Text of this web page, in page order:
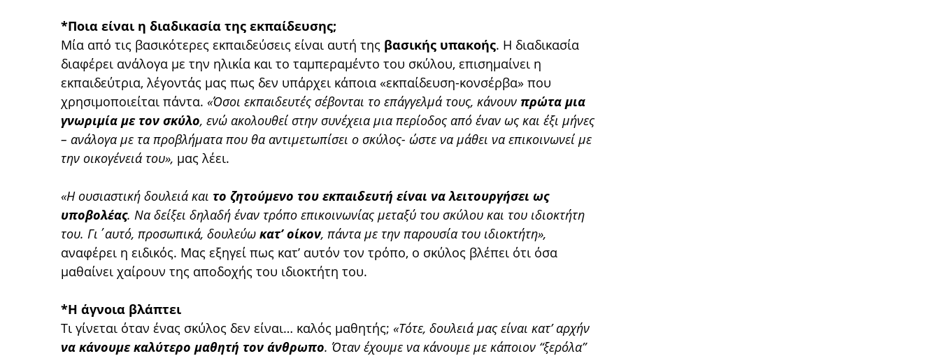
*Ποια είναι η διαδικασία της εκπαίδευσης;
Μία από τις βασικότερες εκπαιδεύσεις είναι αυτή της βασικής υπακοής. Η διαδικασία
διαφέρει ανάλογα με την ηλικία και το ταμπεραμέντο του σκύλου, επισημαίνει η
εκπαιδεύτρια, λέγοντάς μας πως δεν υπάρχει κάποια «εκπαίδευση-κονσέρβα» που
χρησιμοποιείται πάντα. «Όσοι εκπαιδευτές σέβονται το επάγγελμά τους, κάνουν πρώτα μια
γνωριμία με τον σκύλο, ενώ ακολουθεί στην συνέχεια μια περίοδος από έναν ως και έξι μήνες
– ανάλογα με τα προβλήματα που θα αντιμετωπίσει ο σκύλος- ώστε να μάθει να επικοινωνεί με
την οικογένειά του», μας λέει.
«Η ουσιαστική δουλειά και το ζητούμενο του εκπαιδευτή είναι να λειτουργήσει ως
υποβολέας. Να δείξει δηλαδή έναν τρόπο επικοινωνίας μεταξύ του σκύλου και του ιδιοκτήτη
του. Γι΄αυτό, προσωπικά, δουλεύω κατ’ οίκον, πάντα με την παρουσία του ιδιοκτήτη»,
αναφέρει η ειδικός. Μας εξηγεί πως κατ’ αυτόν τον τρόπο, ο σκύλος βλέπει ότι όσα
μαθαίνει χαίρουν της αποδοχής του ιδιοκτήτη του.
*Η άγνοια βλάπτει
Τι γίνεται όταν ένας σκύλος δεν είναι… καλός μαθητής; «Τότε, δουλειά μας είναι κατ’ αρχήν
να κάνουμε καλύτερο μαθητή τον άνθρωπο. Όταν έχουμε να κάνουμε με κάποιον “ξερόλα”